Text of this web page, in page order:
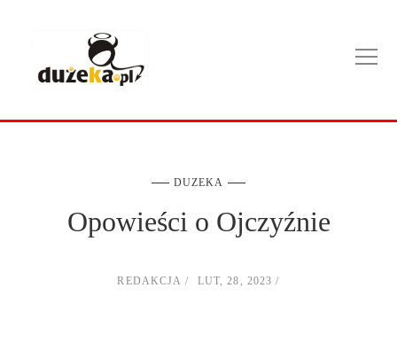
DUZEKA
Opowieści o Ojczyźnie
REDAKCJA LUT, 28, 2023